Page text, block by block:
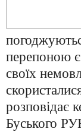
перепоною є
своїх
розповідає
Буського